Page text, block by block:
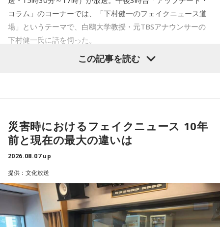
被災地を支援したいという善意は大切ですが、その気持ちを
悪用する犯罪から身を守るためには、相手の身元や支援団体
の正当性を確認し、不審に感じた場合はすぐに相談すること
気になる方は、radikoのタイムフリーで放送をチェックして
コラム」のコーナーでは、「下村健一のフェイクニュース道
場」というテーマで、白鴎大学教授・元TBSアナウンサーの
下村健一氏に話を伺った。
「今回は、先週発生した熊本地震関連(のフェイクニ
下村「発生の3日後には、熊本県警の犯罪抑止対策室っていう
ところがX(エックス)でかなり強い口調で警告を出しているん
です。『非常時にインプ稼ぎの偽情報は許されません』と。
インプっていうのはインプレッション、反応をいっぱい稼ご
うとして偽情報を流すなよ、と。今回は本当に強い口調だな
と思うのは、前回の10年前の熊本地震や、それから能登半島
地震では『偽情報を投稿した者を検挙しております』と。
『捕まえるよ？』というところまで言っているぐらいなんで
この記事を読む
災害時におけるフェイクニュース 10年
前と現在の最大の違いは
2026.08.07 up
提供：文化放送